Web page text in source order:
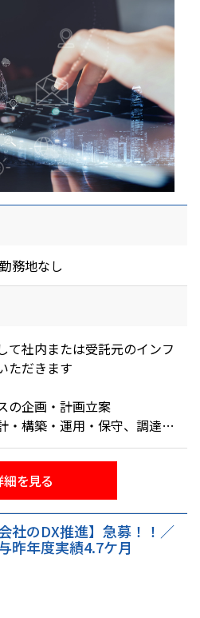
務地なし
て社内または受託元のインフ
ただきます
の企画・計画立案
・構築・運用・保守、調達
構築・運用・保守、調達
AWS、Azure）の設計・設
構築・運用・保守、調達
害対応
ア等】
）、AWS、Azure 、
、RHEL）、Windows
細を見る
社のDX推進】急募！！／
昨年度実績4.7ケ月